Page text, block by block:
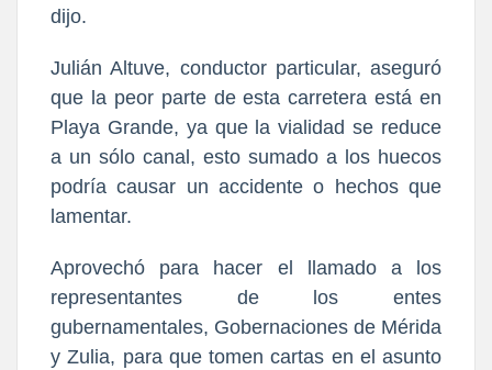
dijo.
Julián Altuve, conductor particular, aseguró
que la peor parte de esta carretera está en
Playa Grande, ya que la vialidad se reduce
a un sólo canal, esto sumado a los huecos
podría causar un accidente o hechos que
lamentar.
Aprovechó para hacer el llamado a los
representantes de los entes
gubernamentales, Gobernaciones de Mérida
y Zulia, para que tomen cartas en el asunto